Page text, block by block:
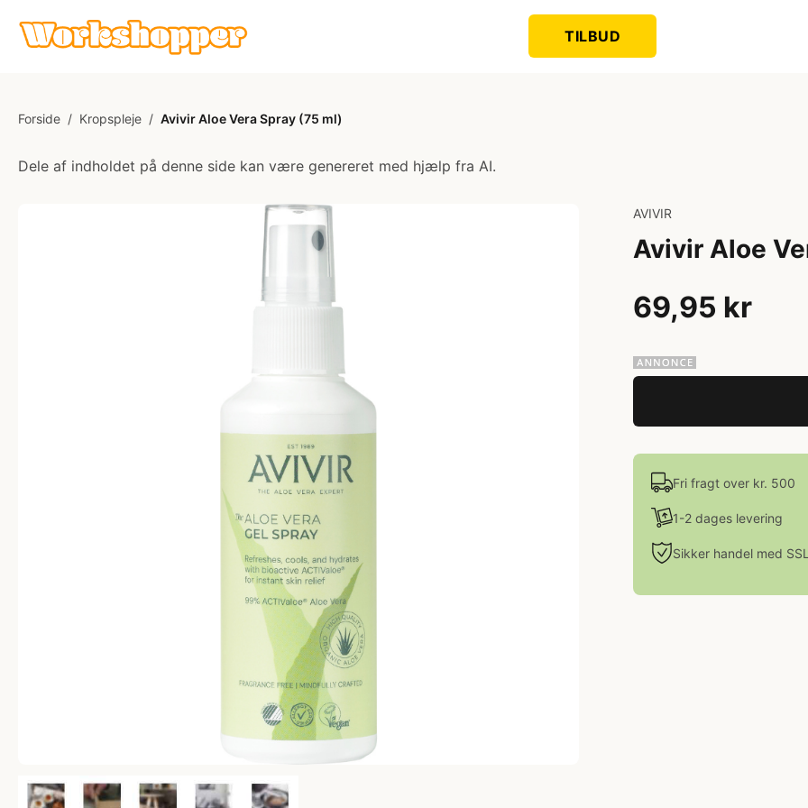
TILBUD
Forside / Kropspleje / Avivir Aloe Vera Spray (75 ml)
Dele af indholdet på denne side kan være genereret med hjælp fra AI.
AVIVIR
Avivir Aloe
69,95 kr
Fri fragt over kr. 500
1-2 dages levering
Sikker handel med